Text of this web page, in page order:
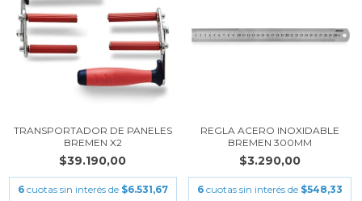
TRANSPORTADOR DE PANELES
BREMEN X2
$39.190,00
6 cuotas sin interés de $6.531,67
REGLA ACERO INOXIDABLE
BREMEN 300MM
$3.290,00
6 cuotas sin interés de $548,33